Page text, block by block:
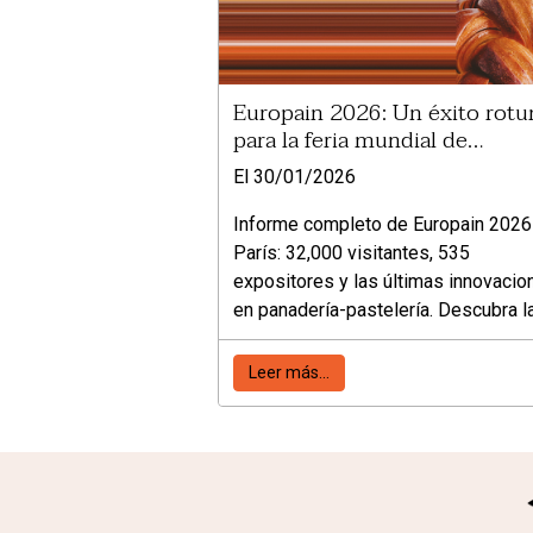
Europain 2026: Un éxito
para la feria mundial de
panadería y pastelería en París
El 30/01/2026
Informe completo de Europain
París: 32,000 visitantes, 535
expositores y las últimas
en panadería-pastelería. Descubra
cifras clave y tendencias de la feria
mundial.
Leer más...